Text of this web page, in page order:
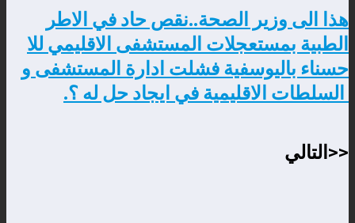
هذا الى وزير الصحة..نقص حاد في الاطر
الطبية بمستعجلات المستشفى الاقليمي للا
حسناء باليوسفية فشلت ادارة المستشفى و
السلطات الاقليمية في ايجاد حل له ؟.
<<التالي